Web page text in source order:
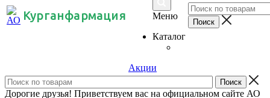
Курганфармация
Меню
Каталог
Акции
Дорогие друзья! Приветствуем вас на официальном сайте АО